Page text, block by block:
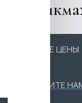
НИЗКИЕ ЦЕНЫ
ПОЗВОНИТЕ